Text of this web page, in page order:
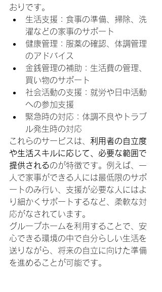
おりです。
生活支援：食事の準備、掃除、洗
濯などの家事のサポート
健康管理：服薬の確認、体調管理
のアドバイス
金銭管理の補助：生活費の管理、
買い物のサポート
社会活動の支援：就労や日中活動
への参加支援
緊急時の対応：体調不良やトラブ
ル発生時の対応
これらのサービスは、 利用者の自立度
や生活スキルに応じて、必要な範囲で
提供されるのが特徴です。例えば、一
人で家事ができる人には最低限のサポ
ートのみ行い、支援が必要な人にはよ
り細かくサポートするなど、柔軟な対
応がなされています。
グループホームを利用することで、安
心できる環境の中で自分らしい生活を
送りながら、将来の自立に向けた準備
を進めることが可能です。